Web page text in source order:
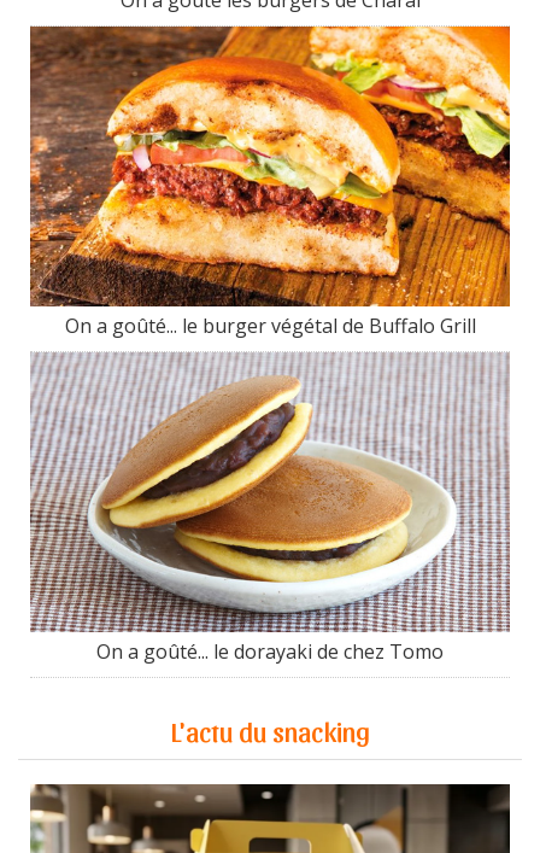
On a goûté... le burger végétal de Buffalo Grill
On a goûté... le dorayaki de chez Tomo
L'actu du snacking